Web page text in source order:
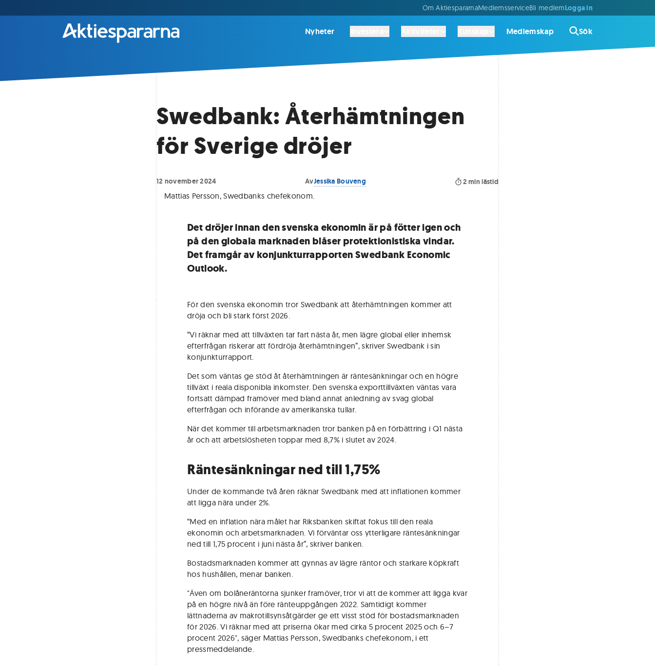
Om AktiespararnaMedlemsserviceBli medlemLogga in
Nyheter Medlemskap Sök
Swedbank: Återhämtningen
för Sverige dröjer
12 november 2024 AvJessika Bouveng 2 min lästid
Mattias Persson, Swedbanks chefekonom.
Det dröjer innan den svenska ekonomin är på fötter igen och
på den globala marknaden blåser protektionistiska vindar.
Det framgår av konjunkturrapporten Swedbank Economic
Outlook.
För den svenska ekonomin tror Swedbank att återhämtningen kommer att
dröja och bli stark först 2026.
“Vi räknar med att tillväxten tar fart nästa år, men lägre global eller inhemsk
efterfrågan riskerar att fördröja återhämtningen”, skriver Swedbank i sin
konjunkturrapport.
Det som väntas ge stöd åt återhämtningen är räntesänkningar och en högre
tillväxt i reala disponibla inkomster. Den svenska exporttillväxten väntas vara
fortsatt dämpad framöver med bland annat anledning av svag global
efterfrågan och införande av amerikanska tullar.
När det kommer till arbetsmarknaden tror banken på en förbättring i Q1 nästa
år och att arbetslösheten toppar med 8,7% i slutet av 2024.
Räntesänkningar ned till 1,75%
Under de kommande två åren räknar Swedbank med att inflationen kommer
att ligga nära under 2%.
“Med en inflation nära målet har Riksbanken skiftat fokus till den reala
ekonomin och arbetsmarknaden. Vi förväntar oss ytterligare räntesänkningar
ned till 1,75 procent i juni nästa år”, skriver banken.
Bostadsmarknaden kommer att gynnas av lägre räntor och starkare köpkraft
hos hushållen, menar banken.
"Även om bolåneräntorna sjunker framöver, tror vi att de kommer att ligga kvar
på en högre nivå än före ränteuppgången 2022. Samtidigt kommer
lättnaderna av makrotillsynsåtgärder ge ett visst stöd för bostadsmarknaden
för 2026. Vi räknar med att priserna ökar med cirka 5 procent 2025 och 6–7
procent 2026", säger Mattias Persson, Swedbanks chefekonom, i ett
pressmeddelande.